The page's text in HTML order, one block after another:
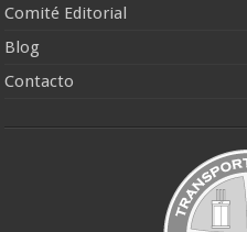
Comité Editorial
Blog
Contacto